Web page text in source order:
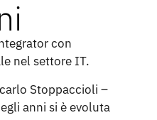
con
nel settore IT.
Stoppaccioli –
anni si è evoluta